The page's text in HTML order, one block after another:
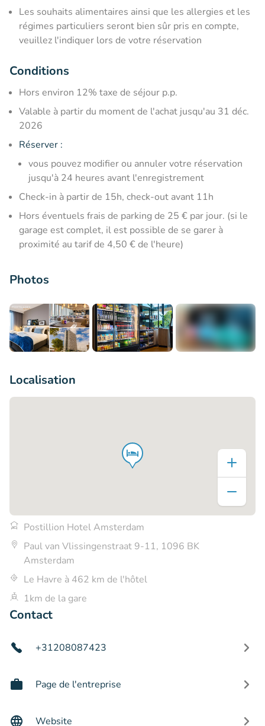
Les souhaits alimentaires ainsi que les allergies et les
régimes particuliers seront bien sûr pris en compte,
veuillez l'indiquer lors de votre réservation
Conditions
Hors environ 12% taxe de séjour p.p.
Valable à partir du moment de l'achat jusqu'au 31 déc.
2026
Réserver :
vous pouvez modifier ou annuler votre réservation
jusqu'à 24 heures avant l'enregistrement
Check-in à partir de 15h, check-out avant 11h
Hors éventuels frais de parking de 25 € par jour. (si le
garage est complet, il est possible de se garer à
proximité au tarif de 4,50 € de l'heure)
Photos
Localisation
Postillion Hotel Amsterdam
Paul van Vlissingenstraat 9-11, 1096 BK
Amsterdam
Le Havre à 462 km de l'hôtel
1km de la gare
Contact
+31208087423
Page de l'entreprise
Website